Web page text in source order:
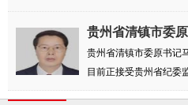
贵州省清镇市委
监察调查
贵州省清镇市委原书记
目前正接受贵州省纪委